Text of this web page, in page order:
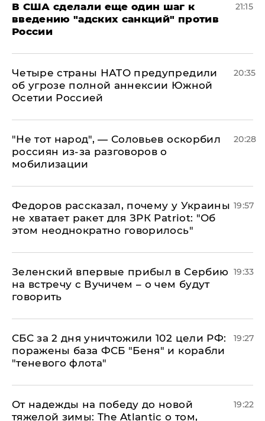
В США сделали еще один шаг к
введению "адских санкций" против
России
21:15
Четыре страны НАТО предупредили
об угрозе полной аннексии Южной
Осетии Россией
20:35
​"Не тот народ", — Соловьев оскорбил
россиян из-за разговоров о
мобилизации
20:28
Федоров рассказал, почему у Украины
не хватает ракет для ЗРК Patriot: "Об
этом неоднократно говорилось"
19:57
Зеленский впервые прибыл в Сербию
на встречу с Вучичем – о чем будут
говорить
19:33
СБС за 2 дня уничтожили 102 цели РФ:
поражены база ФСБ "Беня" и корабли
"теневого флота"
19:27
От надежды на победу до новой
тяжелой зимы: The Atlantic о том,
19:22